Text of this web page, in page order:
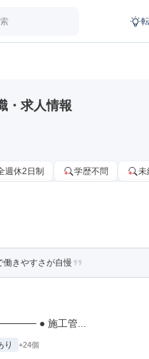
・求人情報
週休2日制 学歴不問 未
働きやすさが自慢
● 施工管...
り +24個